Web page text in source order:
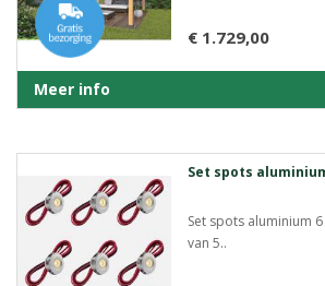
€ 1.729,00
Meer info
Set spots
Set spots aluminium
van 5..